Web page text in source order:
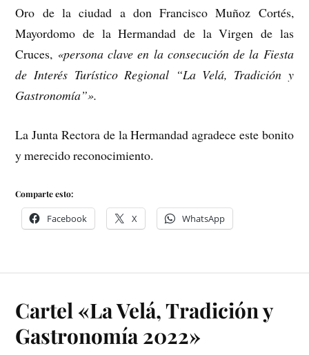
Oro de la ciudad a don Francisco Muñoz Cortés,
Mayordomo de la Hermandad de la Virgen de las
Cruces, «persona clave en la consecución de la Fiesta
de Interés Turístico Regional “La Velá, Tradición y
Gastronomía”».
La Junta Rectora de la Hermandad agradece este bonito
y merecido reconocimiento.
Comparte esto:
Facebook X WhatsApp
Cartel «La Velá, Tradición y
Gastronomía 2022»